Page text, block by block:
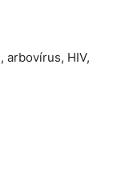
arbovírus, HIV,